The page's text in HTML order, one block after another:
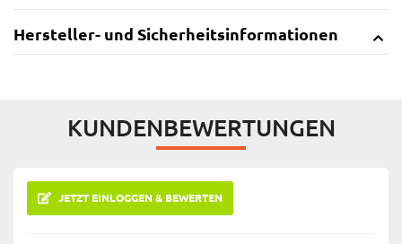
Hersteller- und Sicherheitsinformationen
KUNDENBEWERTUNGEN
JETZT EINLOGGEN & BEWERTEN